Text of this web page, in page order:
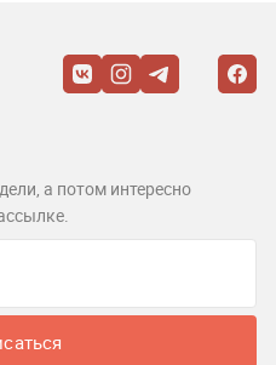
а потом интересно